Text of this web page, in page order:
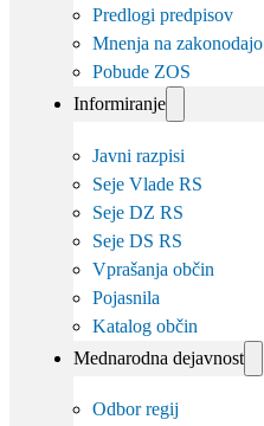
Predlogi predpisov
Mnenja na zakonodajo
Pobude ZOS
Informiranje
Javni razpisi
Seje Vlade RS
Seje DZ RS
Seje DS RS
Vprašanja občin
Pojasnila
Katalog občin
Mednarodna dejavnost
Odbor regij